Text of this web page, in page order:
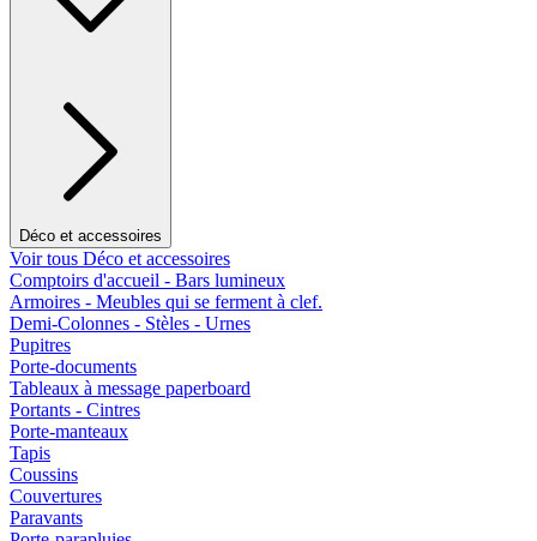
Déco et accessoires
Voir tous Déco et accessoires
Comptoirs d'accueil - Bars lumineux
Armoires - Meubles qui se ferment à clef.
Demi-Colonnes - Stèles - Urnes
Pupitres
Porte-documents
Tableaux à message paperboard
Portants - Cintres
Porte-manteaux
Tapis
Coussins
Couvertures
Paravants